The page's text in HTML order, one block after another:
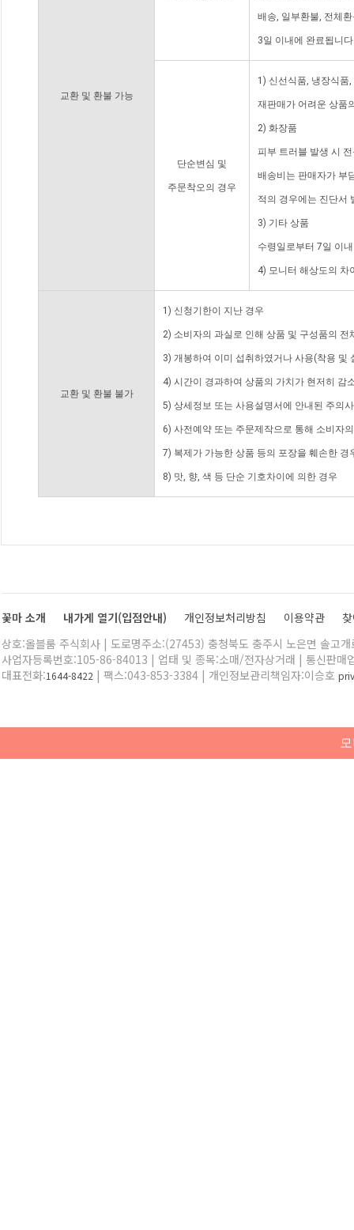
교환 및 환불 가능
배송, 일부환불, 전체
3일 이내에 완료됩니
단순변심 및
주문착오의 경우
1) 신선식품, 냉장식품
재판매가 어려운 상품
2) 화장품
피부 트러블 발생 시
배송비는 판매자가 부
적의 경우에는 진단서
3) 기타 상품
수령일로부터 7일 이
4) 모니터 해상도의 차
교환 및 환불 불가
1) 신청기한이 지난 경우
2) 소비자의 과실로 인해 상품 및 구성품의
3) 개봉하여 이미 섭취하였거나 사용(착용 및
4) 시간이 경과하여 상품의 가치가 현저히 감
5) 상세정보 또는 사용설명서에 안내된 주의
6) 사전예약 또는 주문제작으로 통해 소비자
7) 복제가 가능한 상품 등의 포장을 훼손한 경
8) 맛, 향, 색 등 단순 기호차이에 의한 경우
꽃마 소개 내가게 열기(입점안내) 개인정보처리방침 이용약관
상호:올블룸 주식회사 | 도로명주소:(27453) 충청북도 충주시 노은면 솔고
사업자등록번호:105-86-84013 | 업태 및 종목:소매/전자상거래 | 통신판매
대표전화:1644-8422 | 팩스:043-853-3384 | 개인정보관리책임자:이승호